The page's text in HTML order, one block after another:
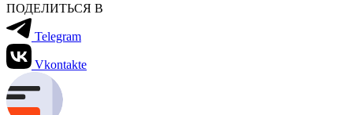
ПОДЕЛИТЬСЯ В
Telegram
Vkontakte